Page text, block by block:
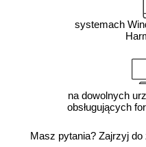
systemach
na dowolnych
obsługujących
Masz pytania? Zajrzyj do